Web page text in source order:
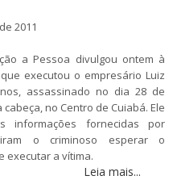
2011
a Pessoa divulgou ontem à
executou o empresário Luiz
assassinado no dia 28 de
no Centro de Cuiabá. Ele
informações fornecidas por
o criminoso esperar o
executar a vítima.
Leia mais...